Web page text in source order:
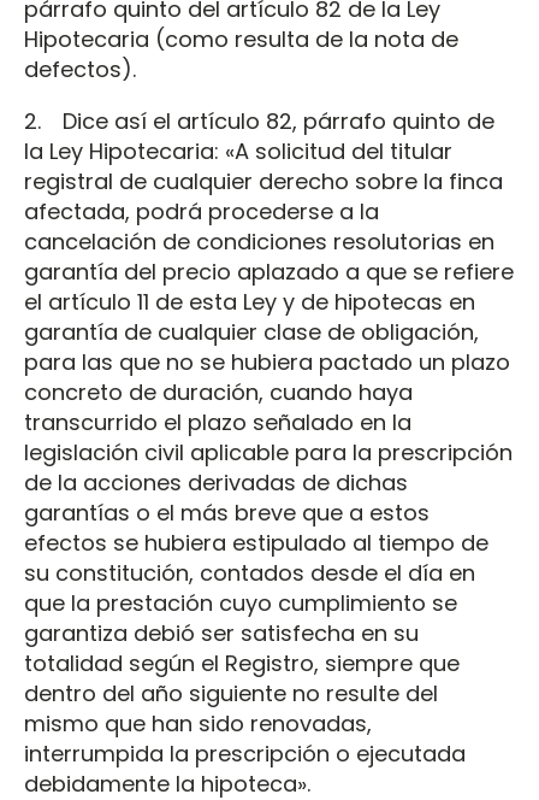
párrafo quinto del artículo 82 de la Ley
Hipotecaria (como resulta de la nota de
defectos).
2. Dice así el artículo 82, párrafo quinto de
la Ley Hipotecaria: «A solicitud del titular
registral de cualquier derecho sobre la finca
afectada, podrá procederse a la
cancelación de condiciones resolutorias en
garantía del precio aplazado a que se refiere
el artículo 11 de esta Ley y de hipotecas en
garantía de cualquier clase de obligación,
para las que no se hubiera pactado un plazo
concreto de duración, cuando haya
transcurrido el plazo señalado en la
legislación civil aplicable para la prescripción
de la acciones derivadas de dichas
garantías o el más breve que a estos
efectos se hubiera estipulado al tiempo de
su constitución, contados desde el día en
que la prestación cuyo cumplimiento se
garantiza debió ser satisfecha en su
totalidad según el Registro, siempre que
dentro del año siguiente no resulte del
mismo que han sido renovadas,
interrumpida la prescripción o ejecutada
debidamente la hipoteca».